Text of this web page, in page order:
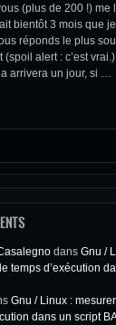
(plus de 200 !) me
bientôt 3 mois que
réponds le plus
alert : c’est
arrivera un jour, si …
dans Gnu /
temps d’exécution
Gnu / Linux :
dans un script